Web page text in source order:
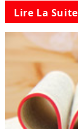
Lire La Suite